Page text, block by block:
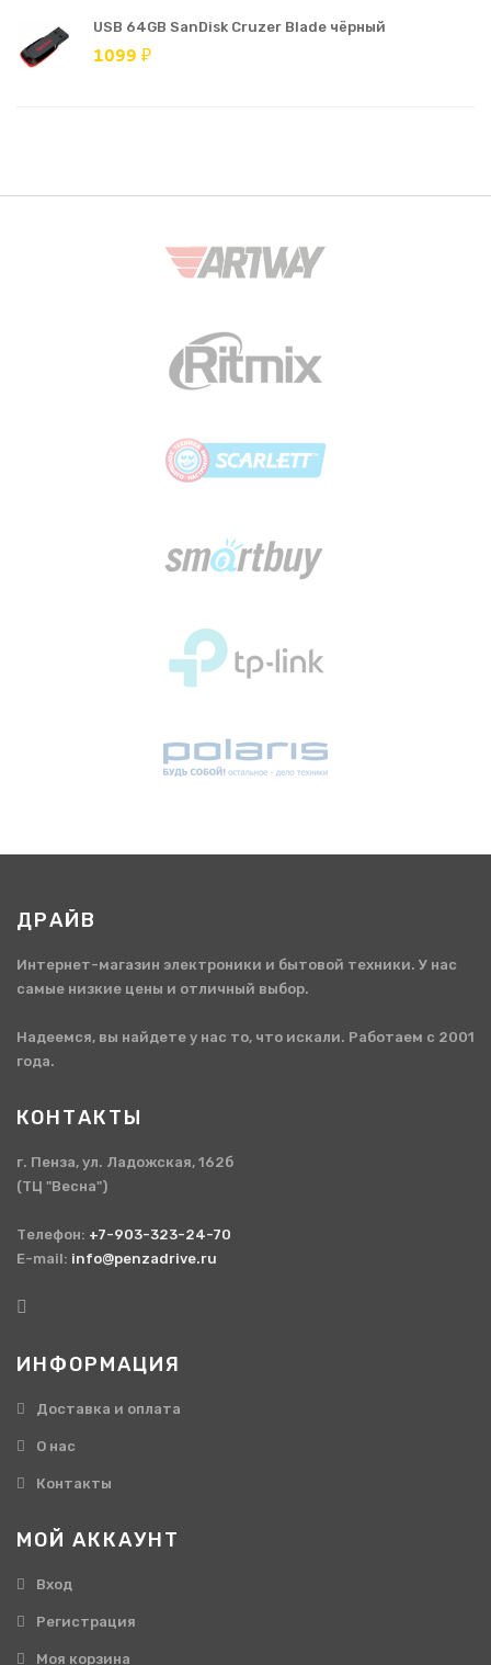
USB 64GB SanDisk Cruzer Blade чёрный
1099 ₽
ДРАЙВ
Интернет-магазин электроники и бытовой техники. У нас
самые низкие цены и отличный выбор.
Надеемся, вы найдете у нас то, что искали. Работаем с 2001
года.
КОНТАКТЫ
г. Пенза, ул. Ладожская, 162б
(ТЦ "Весна")
Телефон: +7-903-323-24-70
E-mail: info@penzadrive.ru
ИНФОРМАЦИЯ
Доставка и оплата
О нас
Контакты
МОЙ АККАУНТ
Вход
Регистрация
Моя корзина